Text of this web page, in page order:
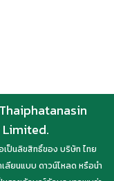
ป็นลิขสิทธิ์ของ บริษัท ไทย
ลียนแบบ ดาวน์โหลด หรือนำ